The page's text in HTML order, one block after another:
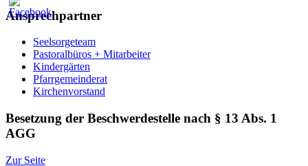
Ansprechpartner
Seelsorgeteam
Pastoralbüros + Mitarbeiter
Kindergärten
Pfarrgemeinderat
Kirchenvorstand
Besetzung der Beschwerdestelle nach § 13 Abs. 1
AGG
Zur Seite